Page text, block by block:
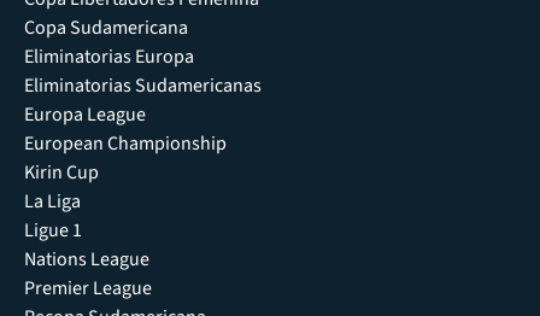
Copa Sudamericana
Eliminatorias Europa
Eliminatorias Sudamericanas
Europa League
European Championship
Kirin Cup
La Liga
Ligue 1
Nations League
Premier League